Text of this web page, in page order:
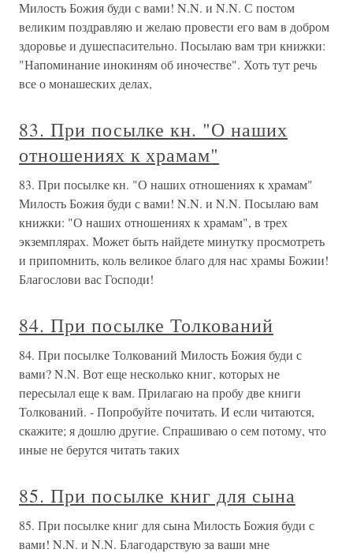
Милость Божия буди с вами! N.N. и N.N. С постом
великим поздравляю и желаю провести его вам в добром
здоровье и душеспасительно. Посылаю вам три книжки:
"Напоминание инокиням об иночестве". Хоть тут речь
все о монашеских делах,
83. При посылке кн. "О наших
отношениях к храмам"
83. При посылке кн. "О наших отношениях к храмам"
Милость Божия буди с вами! N.N. и N.N. Посылаю вам
книжки: "О наших отношениях к храмам", в трех
экземплярах. Может быть найдете минутку просмотреть
и припомнить, коль великое благо для нас храмы Божии!
Благослови вас Господи!
84. При посылке Толкований
84. При посылке Толкований Милость Божия буди с
вами? N.N. Вот еще несколько книг, которых не
пересылал еще к вам. Прилагаю на пробу две книги
Толкований. - Попробуйте почитать. И если читаются,
скажите; я дошлю другие. Спрашиваю о сем потому, что
иные не берутся читать таких
85. При посылке книг для сына
85. При посылке книг для сына Милость Божия буди с
вами! N.N. и N.N. Благодарствую за ваши мне